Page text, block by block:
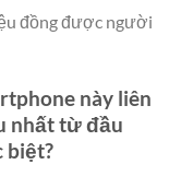
đồng được người
này liên
nhất từ đầu
biệt?